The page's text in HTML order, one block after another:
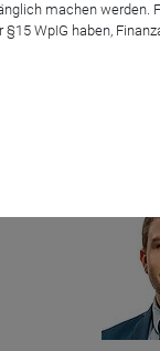
machen werden.
WpIG haben,